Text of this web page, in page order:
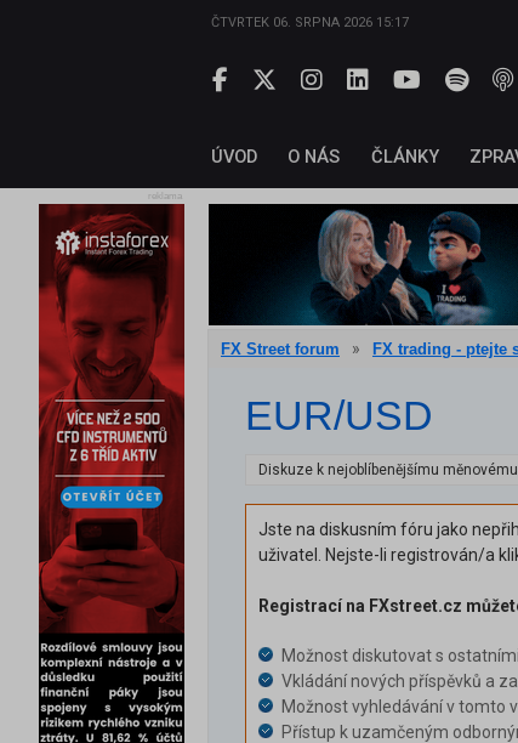
ČTVRTEK 06. SRPNA 2026 15:17
ÚVOD O NÁS ČLÁNKY
reklama
FX Street forum » FX trading - ptejte
EUR/USD
Diskuze k nejoblíbenějšímu měnovému
Jste na diskusním fóru jako
uživatel. Nejste-li registrován/a
Registrací na FXstreet.cz
Možnost diskutovat s
Vkládání nových příspěvků a
Možnost vyhledávání v tomto
Přístup k uzamčeným